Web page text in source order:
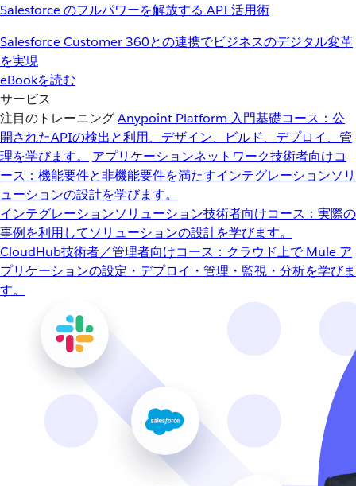
Salesforce のフルパワーを解放する API 活用術
Salesforce Customer 360との連携でビジネスのデジタル変革
を実現
eBookを読む
サービス
注目のトレーニングAnypoint Platform 入門基礎コース：公
開されたAPIの検出と利用、デザイン、ビルド、デプロイ、管
理を学びます。
アプリケーションネットワーク技術者向けコ
ース：機能要件と非機能要件を満たすインテグレーションソリ
ューションの設計を学びます。
インテグレーションソリューション技術者向けコース：実際の
事例を利用してソリューションの設計を学びます。
CloudHub技術者／管理者向けコース：クラウド上で Mule ア
プリケーションの設定・デプロイ・管理・監視・分析を学びま
す。